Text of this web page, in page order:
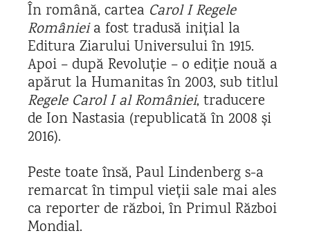
În română, cartea Carol I Regele
Românieia fost tradusă inițial la
Editura Ziarului Universului în 1915.
Apoi – după Revoluție – o ediție nouă a
apărut la Humanitas în 2003, sub titlul
Regele Carol I al României, traducere
de Ion Nastasia (republicată în 2008 și
2016).
Peste toate însă, Paul Lindenberg s-a
remarcat în timpul vieții sale mai ales
ca reporter de război, în Primul Război
Mondial.